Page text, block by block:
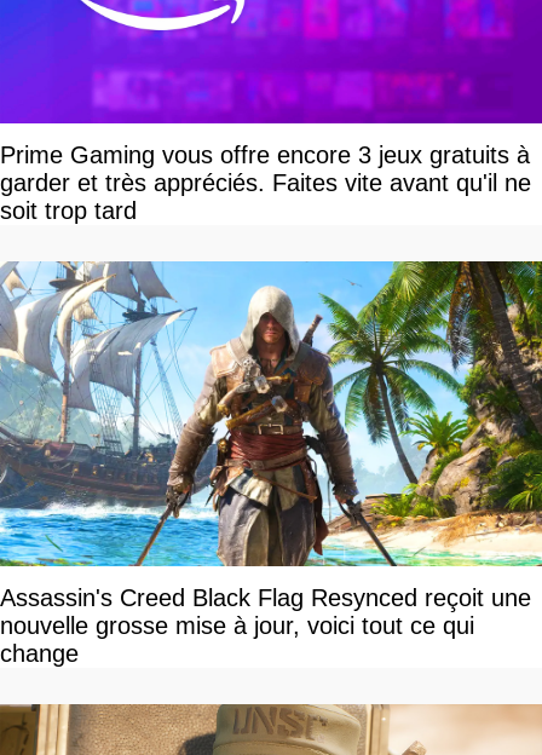
Prime Gaming vous offre encore 3 jeux gratuits à
garder et très appréciés. Faites vite avant qu'il ne
soit trop tard
Assassin's Creed Black Flag Resynced reçoit une
nouvelle grosse mise à jour, voici tout ce qui
change